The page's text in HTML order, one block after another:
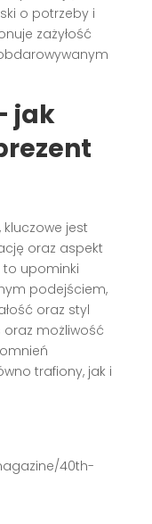
o potrzeby i
zażyłość
jak
, kluczowe jest
oraz aspekt
to upominki
podejściem,
oraz styl
oraz możliwość
trafiony, jak i
40th-